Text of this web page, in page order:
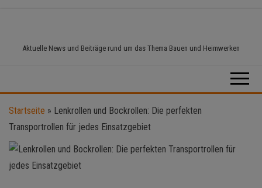
springenAktuelle News und Beiträge rund um das Thema Bauen und Heimwerken
Startseite » Lenkrollen und Bockrollen: Die perfekten
Transportrollen für jedes Einsatzgebiet